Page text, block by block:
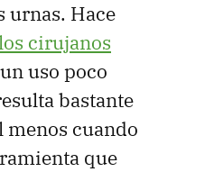
urnas. Hace
cirujanos
uso poco
bastante
menos cuando
que